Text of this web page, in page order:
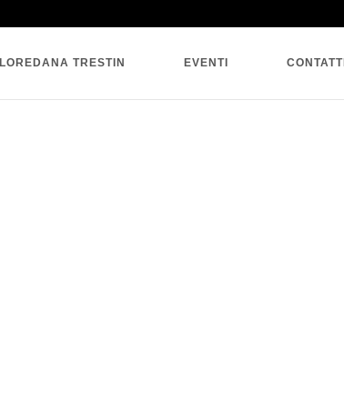
LOREDANA TRESTIN EVENTI CONTATTI
SINGLE BLOG